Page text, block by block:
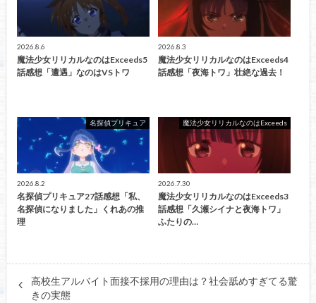
2026.8.6
魔法少女リリカルなのはExceeds5
話感想「遭遇」なのはVSトワ
2026.8.3
魔法少女リリカルなのはExceeds4
話感想「夜海トワ」壮絶な過去！
名探偵プリキュア
2026.8.2
名探偵プリキュア27話感想「私、
名探偵になりました」くれあの推
理
魔法少女リリカルなのはExceeds
2026.7.30
魔法少女リリカルなのはExceeds3
話感想「久瀬シイナと夜海トワ」
ふたりの…
高校生アルバイト面接不採用の理由は？社会舐めすぎてる驚
きの実態